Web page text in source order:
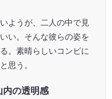
ようが、二人の中で見
い。そんな彼らの姿を
。素晴らしいコンビに
思う。
内の透明感